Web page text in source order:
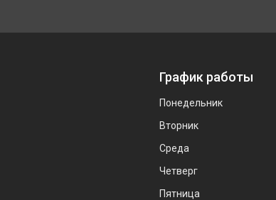
График работы
Понедельник
Вторник
Среда
Четверг
Пятница